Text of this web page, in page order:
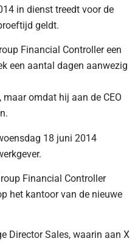
in dienst treedt voor de
geldt.
Financial Controller een
een aantal dagen aanwezig
omdat hij aan de CEO
18 juni 2014
Financial Controller
het kantoor van de nieuwe
Director Sales, waarin aan X